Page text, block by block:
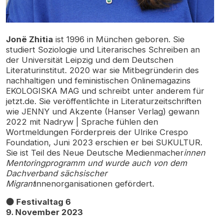
Jonë Zhitia ist 1996 in München geboren. Sie
studiert Soziologie und Literarisches Schreiben an
der Universität Leipzig und dem Deutschen
Literaturinstitut. 2020 war sie Mitbegründerin des
nachhaltigen und feministischen Onlinemagazins
EKOLOGISKA MAG und schreibt unter anderem für
jetzt.de. Sie veröffentlichte in Literaturzeitschriften
wie JENNY und Akzente (Hanser Verlag) gewann
2022 mit Nadryw | Sprache fühlen den
Wortmeldungen Förderpreis der Ulrike Crespo
Foundation, Juni 2023 erschien er bei SUKULTUR.
Sie ist Teil des Neue Deutsche Medienmacherinnen
Mentoringprogramm und wurde auch von dem
Dachverband sächsischer
Migrantinnenorganisationen gefördert.
⚫ Festivaltag 6
9. November 2023